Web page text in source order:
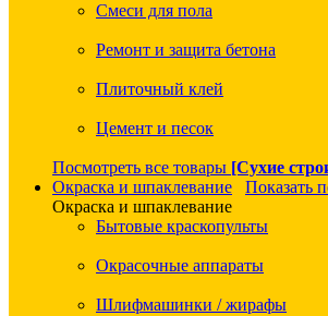
Смеси для пола
Ремонт и защита бетона
Плиточный клей
Цемент и песок
Посмотреть все товары [Сухие
Окраска и шпаклевание
Показать
Окраска и шпаклевание
Бытовые краскопульты
Окрасочные аппараты
Шлифмашинки / жирафы